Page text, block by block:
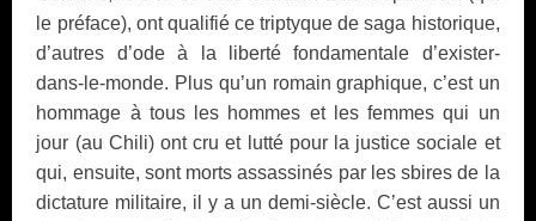
le préface), ont qualifié ce triptyque de saga historique,
d’autres d’ode à la liberté fondamentale d’exister-
dans-le-monde. Plus qu’un romain graphique, c’est un
hommage à tous les hommes et les femmes qui un
jour (au Chili) ont cru et lutté pour la justice sociale et
qui, ensuite, sont morts assassinés par les sbires de la
dictature militaire, il y a un demi-siècle. C’est aussi un